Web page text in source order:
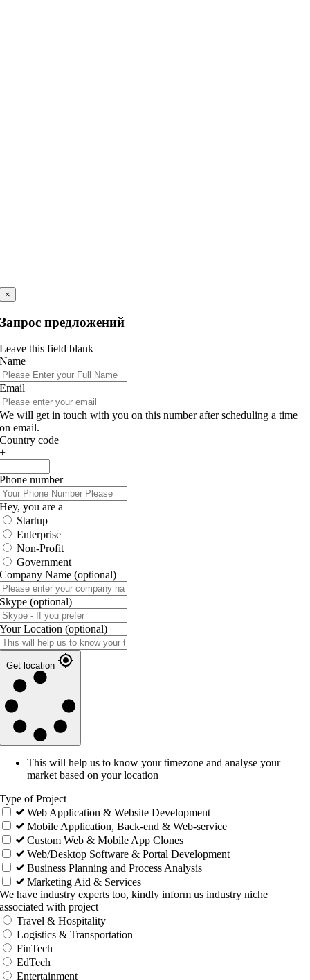
×
Запрос предложений
Leave this field blank
Name
Email
We will get in touch with you on this number after scheduling a time
on email.
Country code
+
Phone number
Hey, you are a
Startup
Enterprise
Non-Profit
Government
Company Name (optional)
Skype (optional)
Your Location (optional)
Get location
This will help us to know your timezone and analyse your
market based on your location
Type of Project
Web Application & Website Development
Mobile Application, Back-end & Web-service
Custom Web & Mobile App Clones
Web/Desktop Software & Portal Development
Business Planning and Process Analysis
Marketing Aid & Services
We have industry experts too, kindly inform us industry niche
associated with project
Travel & Hospitality
Logistics & Transportation
FinTech
EdTech
Entertainment